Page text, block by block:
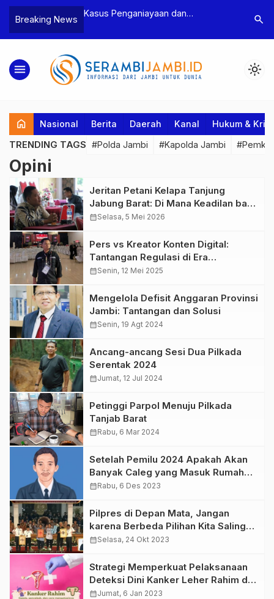
Breaking News
Ketua BPD, Polres
Dua Tersangka
Polres Tebo Ungkap Kasus
Dua Pelaku Pengeroyokan di Sumay
search
menu light_mode
home Nasional Berita Daerah Kanal Hukum &
TRENDING TAGS #Polda Jambi #Kapolda Jambi
Opini
Jeritan Petani Kelapa Tanjung
Jabung Barat: Di Mana Keadilan bagi
Kami?
calendar_monthSelasa, 5 Mei 2026
Pers vs Kreator Konten Digital:
Tantangan Regulasi di Era
Transformasi Media
calendar_monthSenin, 12 Mei 2025
Mengelola Defisit Anggaran Provinsi
Jambi: Tantangan dan Solusi
calendar_monthSenin, 19 Agt 2024
Ancang-ancang Sesi Dua Pilkada
Serentak 2024
calendar_monthJumat, 12 Jul 2024
Petinggi Parpol Menuju Pilkada
Tanjab Barat
calendar_monthRabu, 6 Mar 2024
Setelah Pemilu 2024 Apakah Akan
Banyak Caleg yang Masuk Rumah
Sakit Jiwa?
calendar_monthRabu, 6 Des 2023
Pilpres di Depan Mata, Jangan
karena Berbeda Pilihan Kita Saling
Bermusuhan
calendar_monthSelasa, 24 Okt 2023
Strategi Memperkuat Pelaksanaan
Deteksi Dini Kanker Leher Rahim di
Provinsi Jambi
calendar_monthJumat, 6 Jan 2023